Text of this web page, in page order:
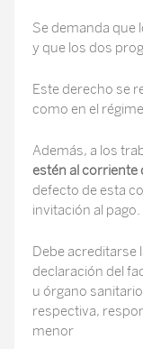
Se demanda que
y que los dos
Este derecho se
como en el
Además, a los
estén al corriente
defecto de esta
invitación al pago.
Debe acreditarse
declaración del
u órgano
respectiva,
menor